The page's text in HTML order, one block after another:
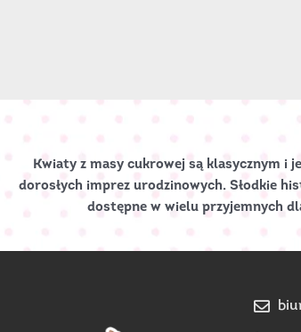
Kwiaty z masy cukrowej są klasycznym i
dorosłych imprez urodzinowych. Słodkie
dostępne w wielu przyjemnych